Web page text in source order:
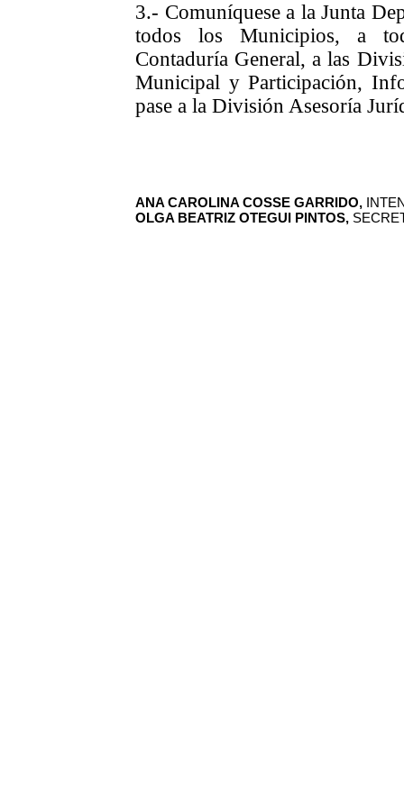
3.- Comuníquese a la Junta
todos los Municipios, a
Contaduría General, a las
Municipal y Participación,
pase a la División Asesoría
ANA CAROLINA COSSE GARRIDO,
OLGA BEATRIZ OTEGUI PINTOS,